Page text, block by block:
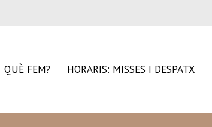
QUÈ FEM? HORARIS: MISSES I DESPATX